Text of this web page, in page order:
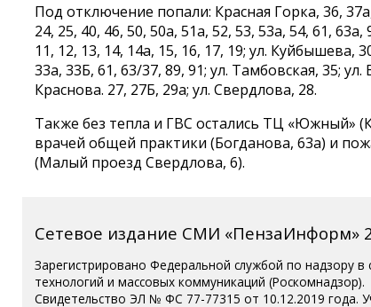
Под отключение попали: Красная Горка, 36,
24, 25, 40, 46, 50, 50а, 51а, 52, 53, 53а, 54, 61,
11, 12, 13, 14, 14а, 15, 16, 17, 19; ул. Куйбышева,
33а, 33Б, 61, 63/37, 89, 91; ул. Тамбовская, 35; ул.
Краснова. 27, 27Б, 29а; ул. Свердлова, 28.
Также без тепла и ГВС остались ТЦ «Южный»
врачей общей практики (Богданова, 63а) и
(Малый проезд Свердлова, 6).
Сетевое издание СМИ «ПензаИнформ»
Зарегистрировано Федеральной службой по надзору
технологий и массовых коммуникаций (Роскомнадзор).
Свидетельство ЭЛ № ФС 77-77315 от 10.12.2019 года.